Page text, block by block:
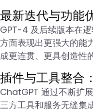
最新迭代与功能
GPT-4 及后续版本在
方面表现出更强大的能
成更连贯、更具创造性
插件与工具整合：
ChatGPT 通过不断扩
三方工具和服务无缝集